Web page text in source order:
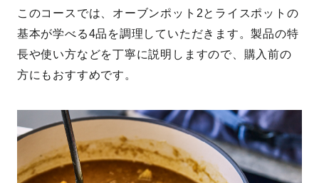
このコースでは、オーブンポット2とライスポットの
基本が学べる4品を調理していただきます。製品の特
長や使い方などを丁寧に説明しますので、購入前の
方にもおすすめです。